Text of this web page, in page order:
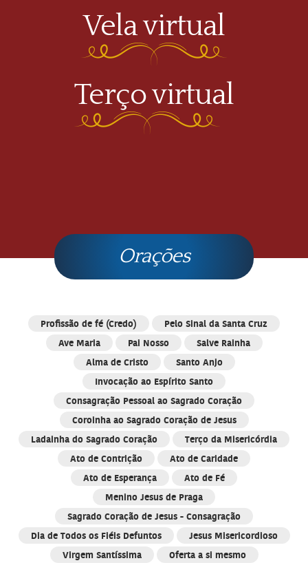
Vela virtual
Terço virtual
Orações
Profissão de fé (Credo)
Pelo Sinal da Santa Cruz
Ave Maria
Pai Nosso
Salve Rainha
Alma de Cristo
Santo Anjo
Invocação ao Espírito Santo
Consagração Pessoal ao Sagrado Coração
Coroinha ao Sagrado Coração de Jesus
Ladainha do Sagrado Coração
Terço da Misericórdia
Ato de Contrição
Ato de Caridade
Ato de Esperança
Ato de Fé
Menino Jesus de Praga
Sagrado Coração de Jesus - Consagração
Dia de Todos os Fiéis Defuntos
Jesus Misericordioso
Virgem Santíssima
Oferta a si mesmo